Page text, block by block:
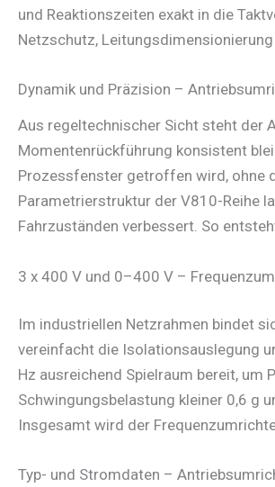
und Reaktionszeiten exakt in die
Netzschutz,
Dynamik und Präzision –
Aus regeltechnischer Sicht steht der
Momentenrückführung konsistent
Prozessfenster getroffen wird, ohne
Parametrierstruktur der V810-Reihe
Fahrzuständen verbessert. So
3 x 400 V und 0–400 V –
Im industriellen Netzrahmen bindet
vereinfacht die Isolationsauslegung
Hz ausreichend Spielraum bereit, um
Schwingungsbelastung kleiner 0,6 g
Insgesamt wird der
Typ- und Stromdaten –